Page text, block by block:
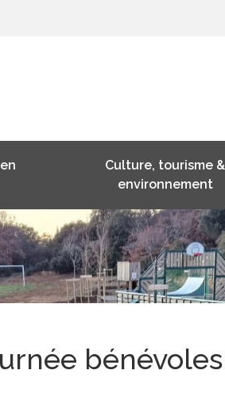
Culture, tourisme &
environnement
bénévoles